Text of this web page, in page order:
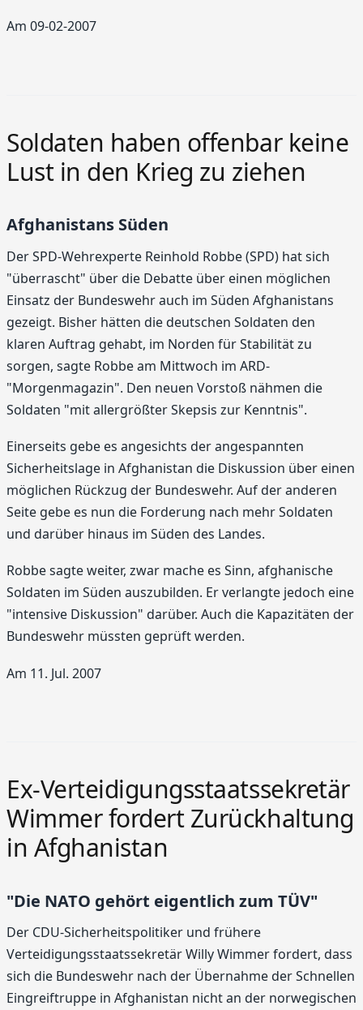
Am 09-02-2007
Soldaten haben offenbar keine
Lust in den Krieg zu ziehen
Afghanistans Süden
Der SPD-Wehrexperte Reinhold Robbe (SPD) hat sich
"überrascht" über die Debatte über einen möglichen
Einsatz der Bundeswehr auch im Süden Afghanistans
gezeigt. Bisher hätten die deutschen Soldaten den
klaren Auftrag gehabt, im Norden für Stabilität zu
sorgen, sagte Robbe am Mittwoch im ARD-
"Morgenmagazin". Den neuen Vorstoß nähmen die
Soldaten "mit allergrößter Skepsis zur Kenntnis".
Einerseits gebe es angesichts der angespannten
Sicherheitslage in Afghanistan die Diskussion über einen
möglichen Rückzug der Bundeswehr. Auf der anderen
Seite gebe es nun die Forderung nach mehr Soldaten
und darüber hinaus im Süden des Landes.
Robbe sagte weiter, zwar mache es Sinn, afghanische
Soldaten im Süden auszubilden. Er verlangte jedoch eine
"intensive Diskussion" darüber. Auch die Kapazitäten der
Bundeswehr müssten geprüft werden.
Am 11. Jul. 2007
Ex-Verteidigungsstaatssekretär
Wimmer fordert Zurückhaltung
in Afghanistan
"Die NATO gehört eigentlich zum TÜV"
Der CDU-Sicherheitspolitiker und frühere
Verteidigungsstaatssekretär Willy Wimmer fordert, dass
sich die Bundeswehr nach der Übernahme der Schnellen
Eingreiftruppe in Afghanistan nicht an der norwegischen